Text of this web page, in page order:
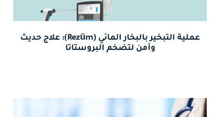
عملية التبخير بالبخار المائي (Rezūm): علاج حديث
وآمن لتضخم البروستاتا